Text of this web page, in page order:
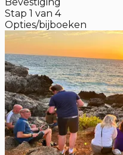
Stap 1 van 4
Opties/bijboeken